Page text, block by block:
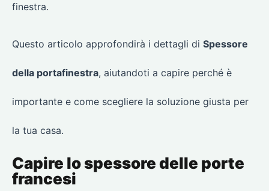
finestra.
Questo articolo approfondirà i dettagli di Spessore
della portafinestra, aiutandoti a capire perché è
importante e come scegliere la soluzione giusta per
la tua casa.
Capire lo spessore delle porte
francesi